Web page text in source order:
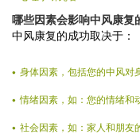
哪些因素会影响中风康复
中风康复的成功取决于：
身体因素，包括您的中风对
情绪因素，如：您的情绪和
社会因素，如：家人和朋友